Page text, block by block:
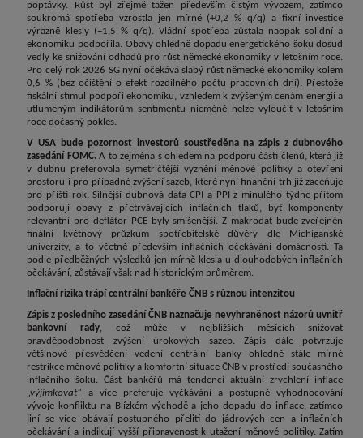
poptávky. Růst byl zřejmě tažen především čistým vývozem, zatímco
soukromá spotřeba vzrostla jen mírně (+0,2 % q/q) a fixní investice
výrazně klesly (−1,5 % q/q). Vládní spotřeba zůstala naopak solidní a
ekonomiku podpořila. Obavy ohledně dopadu energetického šoku dosud
vedly ke snižování odhadů pro růst německé ekonomiky v letošním roce.
Pro celý rok 2026 SG nyní očekává slabý růst německé ekonomiky kolem
0,6 % (bez očištění o efekt rozdílného počtu pracovních dní). Přestože
fiskální stimul podpoří ekonomiku, vzhledem k zvýšeným cenám energií a
utlumeným indikátorům sentimentu nicméně nelze vyloučit v letošním
roce dočasný pokles.
V USA bude pozornost investorů soustředěna na zápis z dubnového
zasedání FOMC.A to zejména s ohledem na podporu části členů, která již
v dubnu preferovala symetričtější vyznění měnové politiky a otevření
prostoru i pro případné zvýšení sazeb, které nyní finanční trh již zaceňuje
pro příští rok. Silnější dubnová data CPI a PPI z minulého týdne přitom
podporují obavy z přetrvávajících inflačních tlaků, byť komponenty
relevantní pro deflátor PCE byly smíšenější. Z makrodat bude zveřejněn
finální květnový průzkum spotřebitelské důvěry dle Michiganské
univerzity, a to včetně především inflačních očekávání domácností. Ta
podle předběžných výsledků jen mírně klesla u dlouhodobých inflačních
očekávání, zůstávají však nad historickým průměrem.
Inflační rizika trápí centrální bankéře ČNB s různou intenzitou
Zápis z posledního zasedání ČNB naznačuje nevyhraněnost názorů uvnitř
bankovní rady, což může v nejbližších měsících snižovat
pravděpodobnost zvýšení úrokových sazeb. Zápis dále potvrzuje
většinové přesvědčení vedení centrální banky ohledně stále mírné
restrikce měnové politiky a komfortní situace ČNB v prostředí současného
inflačního šoku. Část bankéřů má tendenci aktuální zrychlení inflace
„výjimkovat“ a více preferuje vyčkávání a postupné vyhodnocování
vývoje konfliktu na Blízkém východě a jeho dopadu do inflace, zatímco
jiní se více obávají postupného přelití do jádrových cen a inflačních
očekávání a indikují vyšší připravenost k utažení měnové politiky. Zatím